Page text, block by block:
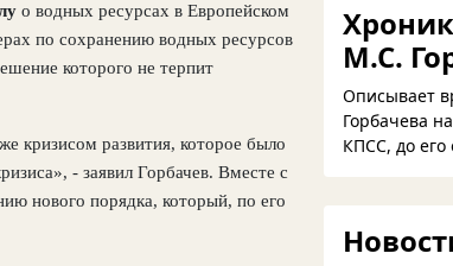
о водных ресурсах в Европейском
по сохранению водных ресурсов
которого не терпит
кризисом развития, которое было
- заявил Горбачев. Вместе с
нового порядка, который, по его
М.С.
Описывает
Горбачева
КПСС, до его